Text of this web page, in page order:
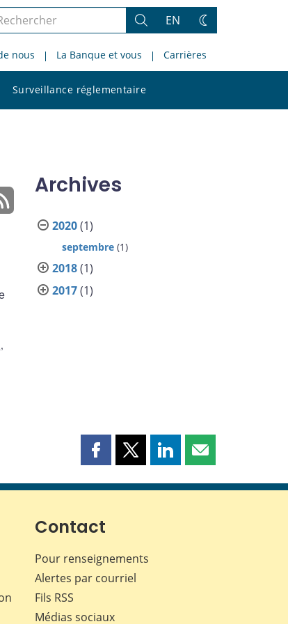
Rechercher
EN
Changez
thème
nous La Banque et vous Carrières
Surveillance réglementaire
le
,
Archives
2020(1)
septembre (1)
2018(1)
2017(1)
Partager
page
Facebook
Partager
page
Partager
page
Partager
page
Contact
Pour renseignements
Alertes par courriel
Fils RSS
Médias sociaux